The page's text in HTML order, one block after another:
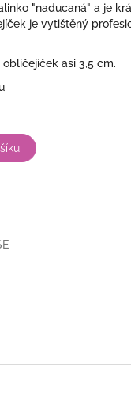
"naducaná" a je
je vytištěný
asi 3,5 cm.